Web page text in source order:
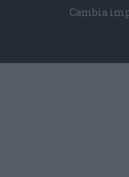
Cambia